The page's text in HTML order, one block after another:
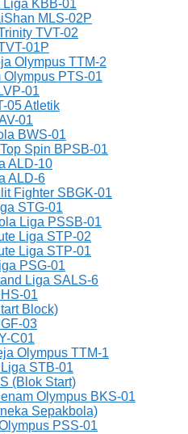
KBB-01
MLS-02P
TVT-02
01P
Olympus TTM-2
PTS-01
01
05 Atletik
01
BWS-01
Spin BPSB-01
ALD-10
ALD-6
Fighter SBGK-01
STG-01
Liga PSSB-01
Liga STP-02
Liga STP-01
PSG-01
Liga SALS-6
01
Block)
03
C01
Olympus TTM-1
STB-01
(Blok Start)
Olympus BKS-01
Sepakbola)
PSS-01